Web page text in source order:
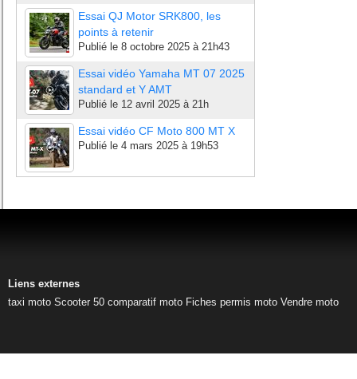
Essai QJ Motor SRK800, les
points à retenir
Publié le 8 octobre 2025 à 21h43
Essai vidéo Yamaha MT 07 2025
standard et Y AMT
Publié le 12 avril 2025 à 21h
Essai vidéo CF Moto 800 MT X
Publié le 4 mars 2025 à 19h53
Liens externes
taxi moto Scooter 50 comparatif moto Fiches permis moto Vendre moto